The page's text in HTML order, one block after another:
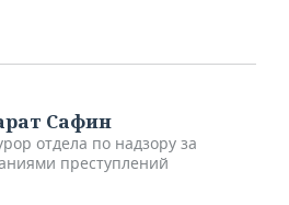
Сафин
отдела по надзору за
преступлений